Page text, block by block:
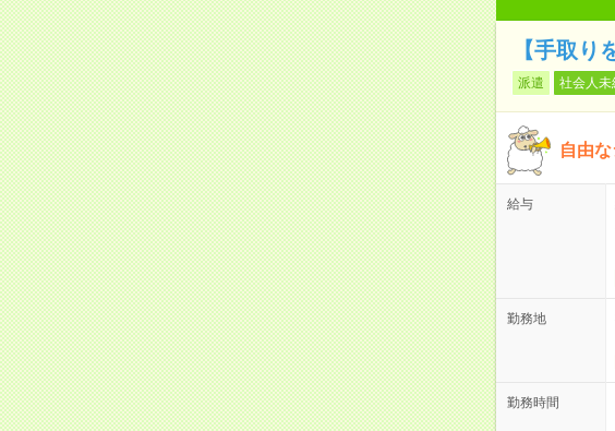
【手取
派遣 社会人未
自由
給与
勤務地
勤務時間